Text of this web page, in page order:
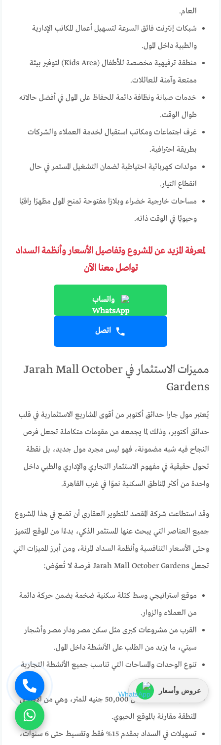
العام.
شبكات إنترنت فائق السرعة لتسهيل أعمال المكاتب الإدارية
والطبية داخل المول.
منطقة ترفيهية مخصصة للأطفال (Kids Area) لتوفير بيئة
ممتعة وآمنة للعائلات.
خدمات صيانة ونظافة دائمة للحفاظ على المول في أفضل حالاته
طوال الوقت.
غرف اجتماعات ومكاتب استقبال لخدمة العملاء والشركات
بطريقة احترافية.
مولدات كهربائية احتياطية لضمان التشغيل المستمر في حال
انقطاع التيار.
مساحات خارجية خضراء وبلازا مفتوحة تمنح المول مظهرًا راقيًا
وحيويًا في الوقت ذاته.
لمعرفة المزيد عن المشروع وتفاصيل الأسعار وأنظمة السداد
تواصل معنا الآن
واتساب
اتصل
مميزات الاستثمار في Jarah Mall October
Gardens
يُعتبر مول جارا حدائق أكتوبر من أقوى المشاريع الاستثمارية في قلب
حدائق أكتوبر، وذلك لما يجمعه من مقومات متكاملة تجعل فرص
النجاح فيه شبه مضمونة، فهو ليس مجرد مول جديد، بل نقطة
تحول حقيقية في مفهوم الاستثمار التجاري والإداري والطبي داخل
واحدة من أكثر المناطق السكنية نموًا في غرب القاهرة.
وقد استطاعت شركة المقصد للتطوير العقاري أن تضع في هذا المشروع
جميع العناصر التي يبحث عنها المستثمر الذكي، بدءًا من الموقع المتميز
وحتى الأسعار التنافسية وأنظمة السداد المرنة، ومن أبرز المميزات التي
تجعل Jarah Mall October Gardens فرصة لا تُعوّض:
موقع استراتيجي وسط كتلة سكنية ضخمة يضمن حركة دائمة
من العملاء والزوار.
القرب من مشروعات كبرى مثل سكن مصر ودار مصر وأشجار
سيتي، ما يزيد من الطلب على الأنشطة داخل المول.
تنوع الوحدات والمساحات التي تناسب جميع الأنشطة التجارية
والإدارية والطبية.
أسعار تنافسية تبدأ من 50,000 جنيه للمتر، وهي من الأقل في
المنطقة مقارنة بالموقع الحيوي.
تسهيلات في السداد بمقدم 15% فقط وتقسيط حتى 6 سنوات،
عروض وأسعار